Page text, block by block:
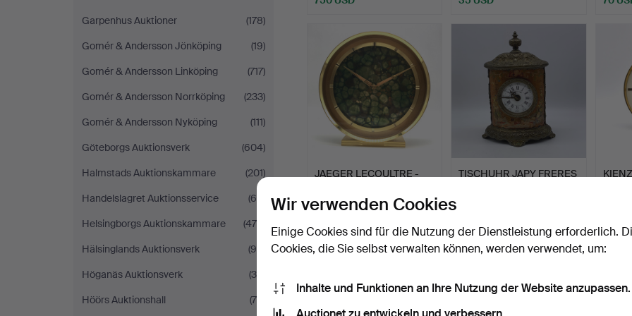
Garpenhus Auktioner
(178)
Gomér & Andersson Jönköping
(19)
Gomér & Andersson Linköping
(717)
Gomér & Andersson Norrköping
(233)
Gomér & Andersson Nyköping
(111)
Göteborgs Auktionsverk
(604)
Halmstads Auktionskammare
(201)
Handelslagret Auktionsservice
(60)
Helsingborgs Auktionskammare
(475)
Hälsinglands Auktionsverk
(95)
Höganäs Auktionsverk
(35)
Höörs Auktionshall
(79)
JAEGER LECOULTRE -
ELEKTRONIS…
Beendet 3. Feb 2023
404 USD
TISCHUHR JAPY FRERES
404 USD 35
Wir verwenden Cookies
Einige Cookies sind für die Nutzung der Dienstleistung erforderlich.
Cookies, die Sie selbst verwalten können, werden verwendet, um:
Inhalte und Funktionen an Ihre Nutzung der Website anzupassen.